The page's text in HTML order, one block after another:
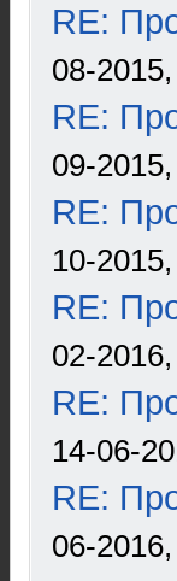
RE:
08-
RE:
09-
RE:
10-
RE:
02-
RE:
14-06-
RE:
06-